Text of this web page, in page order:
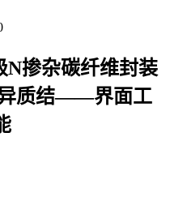
N掺杂碳纤维封装
异质结——界面工